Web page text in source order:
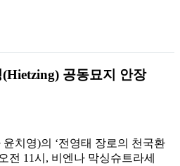
공동묘지 안장
치영)의 ‘전영태 장로의 천국환
전 11시, 비엔나 막싱슈트라세